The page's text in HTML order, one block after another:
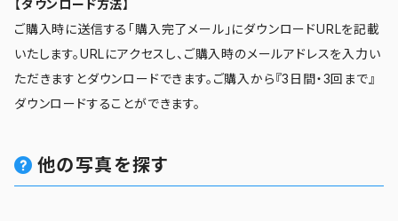
【ダウンロード方法】
ご購入時に送信する「購入完了メール」にダウンロードURLを記載
いたします。URLにアクセスし、ご購入時のメールアドレスを入力い
ただきますとダウンロードできます。ご購入から『3日間・3回まで』
ダウンロードすることができます。
他の写真を探す